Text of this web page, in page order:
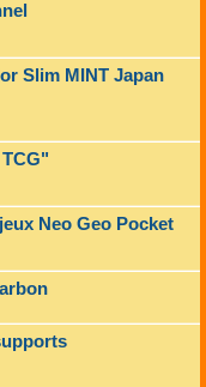
Slim MINT Japan
Neo Geo Pocket